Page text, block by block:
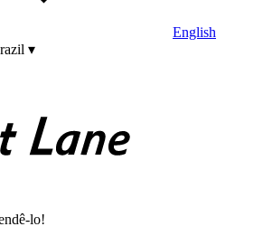
English
▾
lo!